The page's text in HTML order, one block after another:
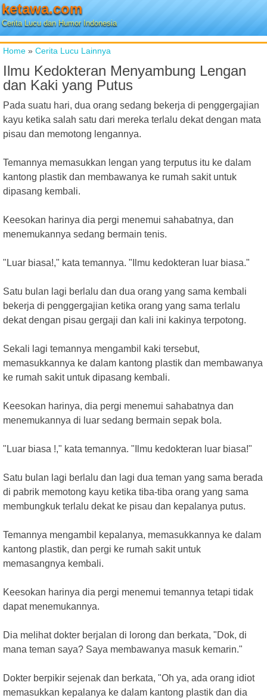
ketawa.com
Cerita Lucu dan Humor Indonesia
Home » Cerita Lucu Lainnya
Ilmu Kedokteran Menyambung Lengan
dan Kaki yang Putus
Pada suatu hari, dua orang sedang bekerja di penggergajian
kayu ketika salah satu dari mereka terlalu dekat dengan mata
pisau dan memotong lengannya.
Temannya memasukkan lengan yang terputus itu ke dalam
kantong plastik dan membawanya ke rumah sakit untuk
dipasang kembali.
Keesokan harinya dia pergi menemui sahabatnya, dan
menemukannya sedang bermain tenis.
"Luar biasa!," kata temannya. "Ilmu kedokteran luar biasa."
Satu bulan lagi berlalu dan dua orang yang sama kembali
bekerja di penggergajian ketika orang yang sama terlalu
dekat dengan pisau gergaji dan kali ini kakinya terpotong.
Sekali lagi temannya mengambil kaki tersebut,
memasukkannya ke dalam kantong plastik dan membawanya
ke rumah sakit untuk dipasang kembali.
Keesokan harinya, dia pergi menemui sahabatnya dan
menemukannya di luar sedang bermain sepak bola.
"Luar biasa !," kata temannya. "Ilmu kedokteran luar biasa!"
Satu bulan lagi berlalu dan lagi dua teman yang sama berada
di pabrik memotong kayu ketika tiba-tiba orang yang sama
membungkuk terlalu dekat ke pisau dan kepalanya putus.
Temannya mengambil kepalanya, memasukkannya ke dalam
kantong plastik, dan pergi ke rumah sakit untuk
memasangnya kembali.
Keesokan harinya dia pergi menemui temannya tetapi tidak
dapat menemukannya.
Dia melihat dokter berjalan di lorong dan berkata, "Dok, di
mana teman saya? Saya membawanya masuk kemarin."
Dokter berpikir sejenak dan berkata, "Oh ya, ada orang idiot
memasukkan kepalanya ke dalam kantong plastik dan dia